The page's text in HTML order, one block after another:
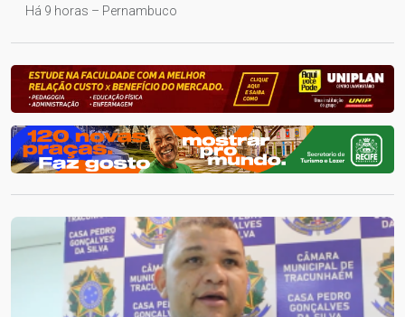
Há 9 horas – Pernambuco